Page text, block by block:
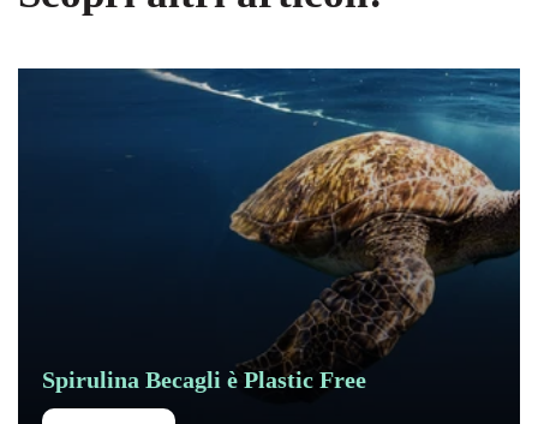
Spirulina Becagli è Plastic Free